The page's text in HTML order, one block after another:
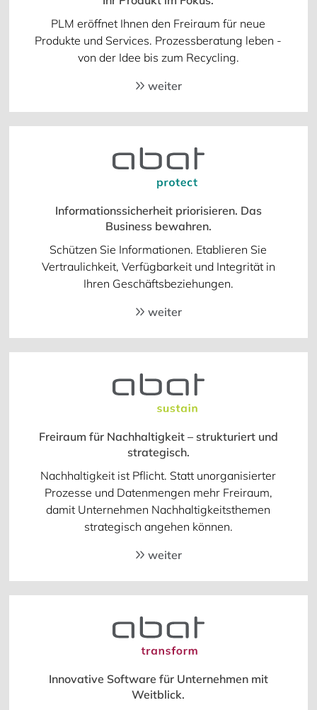
PLM eröffnet Ihnen den Freiraum für neue
Produkte und Services. Prozessberatung leben -
von der Idee bis zum Recycling.
weiter
Informationssicherheit priorisieren. Das
Business bewahren.
Schützen Sie Informationen. Etablieren Sie
Vertraulichkeit, Verfügbarkeit und Integrität in
Ihren Geschäftsbeziehungen.
weiter
Freiraum für Nachhaltigkeit – strukturiert und
strategisch.
Nachhaltigkeit ist Pflicht. Statt unorganisierter
Prozesse und Datenmengen mehr Freiraum,
damit Unternehmen Nachhaltigkeitsthemen
strategisch angehen können.
weiter
Innovative Software für Unternehmen mit
Weitblick.